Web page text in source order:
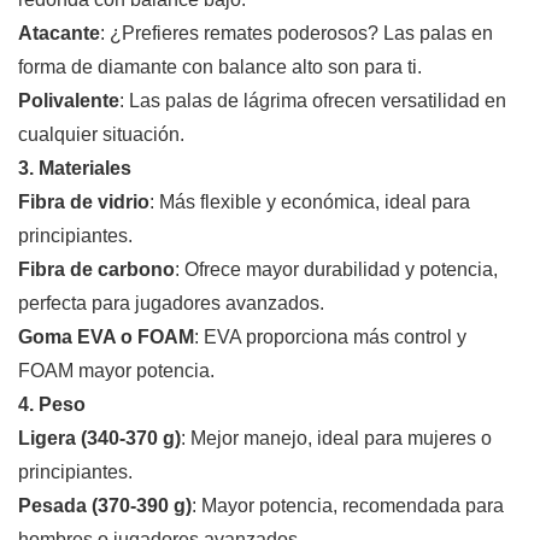
Atacante: ¿Prefieres remates poderosos? Las palas en
forma de diamante con balance alto son para ti.
Polivalente: Las palas de lágrima ofrecen versatilidad en
cualquier situación.
3. Materiales
Fibra de vidrio: Más flexible y económica, ideal para
principiantes.
Fibra de carbono: Ofrece mayor durabilidad y potencia,
perfecta para jugadores avanzados.
Goma EVA o FOAM: EVA proporciona más control y
FOAM mayor potencia.
4. Peso
Ligera (340-370 g): Mejor manejo, ideal para mujeres o
principiantes.
Pesada (370-390 g): Mayor potencia, recomendada para